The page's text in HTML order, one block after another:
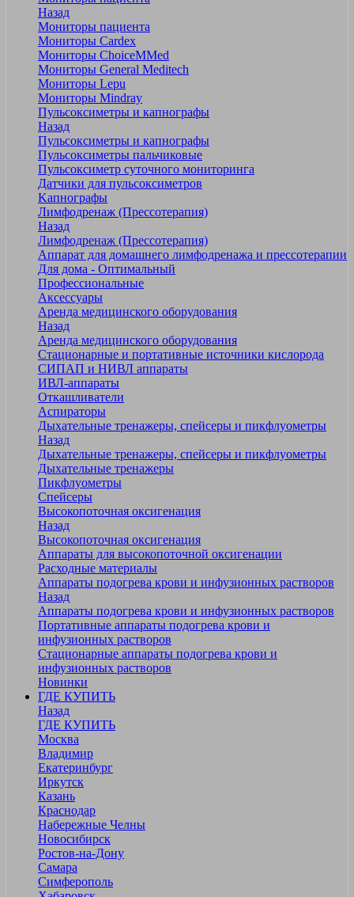
Назад
Мониторы пациента
Мониторы Cardex
Мониторы ChoiceMMed
Мониторы General Meditech
Мониторы Lepu
Мониторы Mindray
Пульсоксиметры и капнографы
Назад
Пульсоксиметры и капнографы
Пульсоксиметры пальчиковые
Пульсоксиметр суточного мониторинга
Датчики для пульсоксиметров
Kапнографы
Лимфодренаж (Прессотерапия)
Назад
Лимфодренаж (Прессотерапия)
Аппарат для домашнего лимфодренажа и прессотерапии
Для дома - Оптимальный
Профессиональные
Аксессуары
Аренда медицинского оборудования
Назад
Аренда медицинского оборудования
Стационарные и портативные источники кислорода
СИПАП и НИВЛ аппараты
ИВЛ-аппараты
Откашливатели
Аспираторы
Дыхательные тренажеры, спейсеры и пикфлуометры
Назад
Дыхательные тренажеры, спейсеры и пикфлуометры
Дыхательные тренажеры
Пикфлуометры
Спейсеры
Высокопоточная оксигенация
Назад
Высокопоточная оксигенация
Аппараты для высокопоточной оксигенации
Расходные материалы
Аппараты подогрева крови и инфузионных растворов
Назад
Аппараты подогрева крови и инфузионных растворов
Портативные аппараты подогрева крови и
инфузионных растворов
Стационарные аппараты подогрева крови и
инфузионных растворов
Новинки
ГДЕ КУПИТЬ
Назад
ГДЕ КУПИТЬ
Москва
Владимир
Екатеринбург
Иркутск
Казань
Краснодар
Набережные Челны
Новосибирск
Ростов-на-Дону
Самара
Симферополь